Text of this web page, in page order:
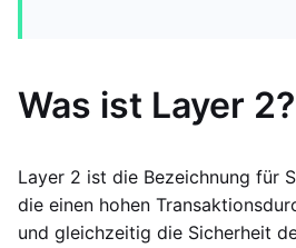
Was ist Layer 2?
Layer 2 ist die Bezeichnung für
die einen hohen
und gleichzeitig die Sicherheit